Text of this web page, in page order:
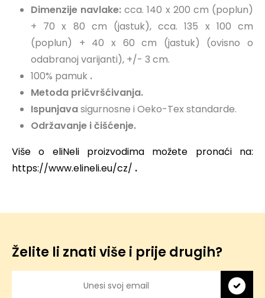
Dimenzije navlake: cca. 140 x 200 cm (poplun)
+ 70 x 80 cm (jastuk), cca. 135 x 100 cm
(poplun) + 40 x 60 cm (jastuk) (ovisno o
odabranoj varijanti), +/- 3 cm.
100% pamuk .
Metoda pričvršćivanja.
Ispunjavasigurnosne i Oeko-Tex standarde.
Održavanje i čišćenje.
Više o eliNeli proizvodima možete pronaći na:
https://www.elineli.eu/cz/ .
Želite li znati više i prije drugih?